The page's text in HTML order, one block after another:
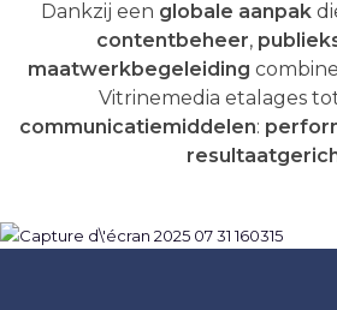
Dankzij een globale aanpak
contentbeheer,
maatwerkbegeleiding
Vitrinemedia etalages
communicatiemiddelen: